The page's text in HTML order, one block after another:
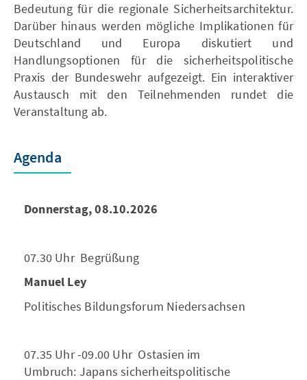
Bedeutung für die regionale Sicherheitsarchitektur.
Darüber hinaus werden mögliche Implikationen für
Deutschland und Europa diskutiert und
Handlungsoptionen für die sicherheitspolitische
Praxis der Bundeswehr aufgezeigt. Ein interaktiver
Austausch mit den Teilnehmenden rundet die
Veranstaltung ab.
Agenda
Donnerstag, 08.10.2026
07.30 Uhr Begrüßung
Manuel Ley
Politisches Bildungsforum Niedersachsen
07.35 Uhr -09.00 Uhr Ostasien im
Umbruch: Japans sicherheitspolitische